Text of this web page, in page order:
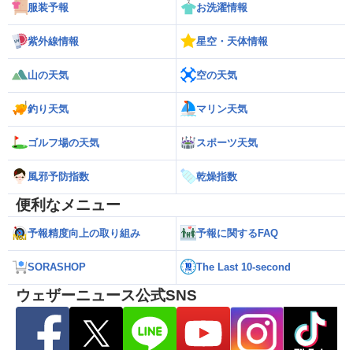
服装予報 お洗濯情報
紫外線情報 星空・天体情報
山の天気 空の天気
釣り天気 マリン天気
ゴルフ場の天気 スポーツ天気
風邪予防指数 乾燥指数
便利なメニュー
予報精度向上の取り組み 予報に関するFAQ
SORASHOP The Last 10-second
ウェザーニュース公式SNS